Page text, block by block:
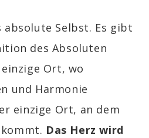
absolute Selbst. Es gibt
des Absoluten
Ort, wo
und Harmonie
einzige Ort, an dem
Das Herz wird